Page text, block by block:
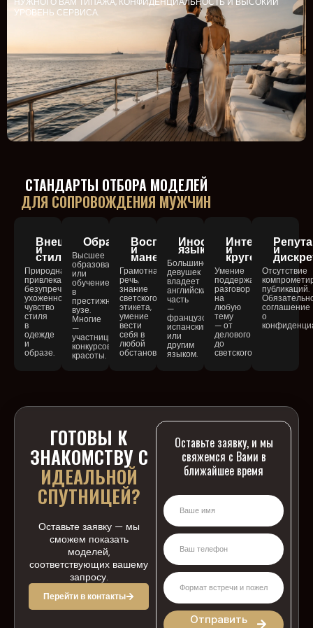
УРОВЕНЬ СЕРВИСА.
СТАНДАРТЫ ОТБОРА МОДЕЛЕЙ
ДЛЯ СОПРОВОЖДЕНИЯ МУЖЧИН
Внешность
и
стиль
Природная
привлекательность,
безупречная
ухоженность,
чувство
стиля
в
одежде
и
образе.
Образование
Высшее
образование
или
обучение
в
престижном
вузе.
Многие
—
участницы
конкурсов
красоты.
Воспитание
и
манеры
Грамотная
речь,
знание
светского
этикета,
умение
вести
себя в
любой
обстановке.
Иностранные
языки
Большинство
девушек
владеет
английским,
часть
—
французским,
испанским
или
другим
языком.
Интеллект
и
кругозор
Умение
поддержать
разговор
на
любую
тему
— от
делового
до
светского.
и
Отсутствие
публикаций.
соглашение
о
ГОТОВЫ К
ЗНАКОМСТВУ С
ИДЕАЛЬНОЙ
СПУТНИЦЕЙ?
Оставьте заявку — мы
сможем показать
моделей,
соответствующих вашему
запросу.
Перейти в контакты
Оставьте заявку, и мы
свяжемся с Вами в
ближайшее время
Отправить